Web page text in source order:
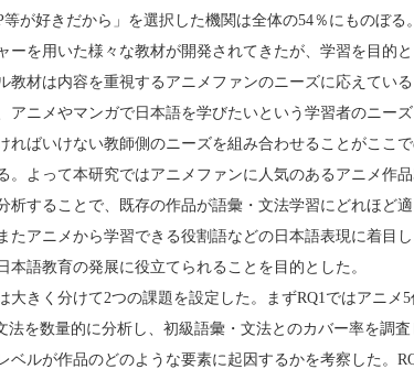
等が好きだから」を選択した機関は全体の54％にものぼる
ーを用いた様々な教材が開発されてきたが、学習を目的
教材は内容を重視するアニメファンのニーズに応えている
アニメやマンガで日本語を学びたいという学習者のニー
ればいけない教師側のニーズを組み合わせることがここ
。よって本研究ではアニメファンに人気のあるアニメ作
析することで、既存の作品が語彙・文法学習にどれほど
たアニメから学習できる役割語などの日本語表現に着目
本語教育の発展に役立てられることを目的とした。
大きく分けて2つの課題を設定した。まずRQ1ではアニメ5
法を数量的に分析し、初級語彙・文法とのカバー率を調
ベルが作品のどのような要素に起因するかを考察した。